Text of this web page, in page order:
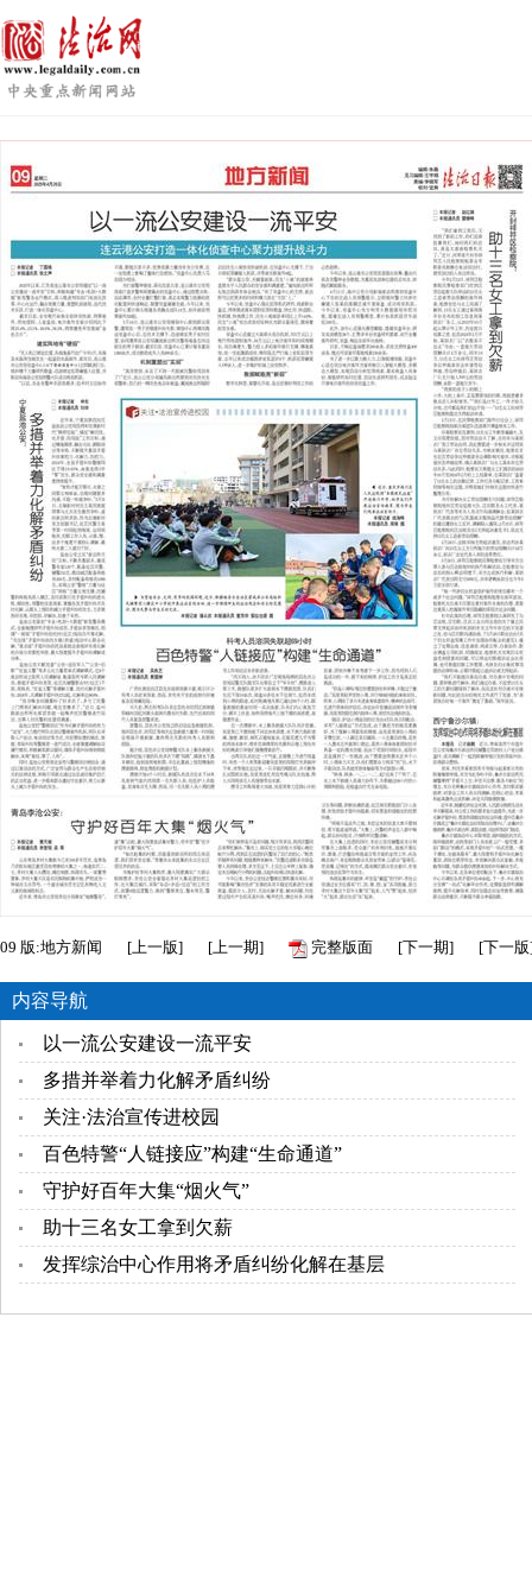
09 版:地方新闻 [上一版] [上一期] 完整版面 [下一期] [下一版
内容导航
以一流公安建设一流平安
多措并举着力化解矛盾纠纷
关注·法治宣传进校园
百色特警“人链接应”构建“生命通道”
守护好百年大集“烟火气”
助十三名女工拿到欠薪
发挥综治中心作用将矛盾纠纷化解在基层